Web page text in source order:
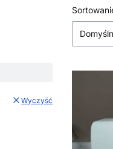
Wyczyść
Lista